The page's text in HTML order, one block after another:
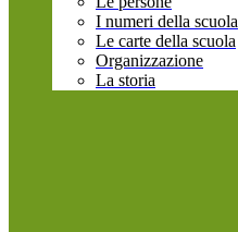
I numeri della scuola
Le carte della scuola
Organizzazione
La storia